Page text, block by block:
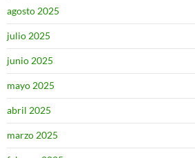
agosto 2025
julio 2025
junio 2025
mayo 2025
abril 2025
marzo 2025